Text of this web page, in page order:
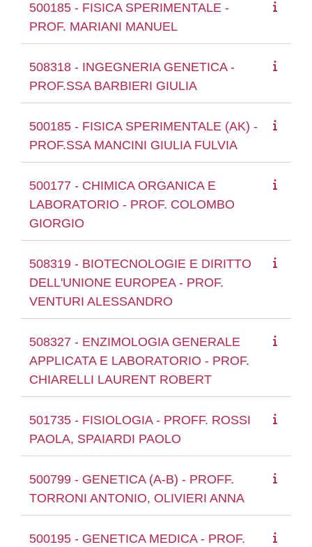
500185 - FISICA SPERIMENTALE -
PROF. MARIANI MANUEL
508318 - INGEGNERIA GENETICA -
PROF.SSA BARBIERI GIULIA
500185 - FISICA SPERIMENTALE (AK) -
PROF.SSA MANCINI GIULIA FULVIA
500177 - CHIMICA ORGANICA E
LABORATORIO - PROF. COLOMBO
GIORGIO
508319 - BIOTECNOLOGIE E DIRITTO
DELL'UNIONE EUROPEA - PROF.
VENTURI ALESSANDRO
508327 - ENZIMOLOGIA GENERALE
APPLICATA E LABORATORIO - PROF.
CHIARELLI LAURENT ROBERT
501735 - FISIOLOGIA - PROFF. ROSSI
PAOLA, SPAIARDI PAOLO
500799 - GENETICA (A-B) - PROFF.
TORRONI ANTONIO, OLIVIERI ANNA
500195 - GENETICA MEDICA - PROF.